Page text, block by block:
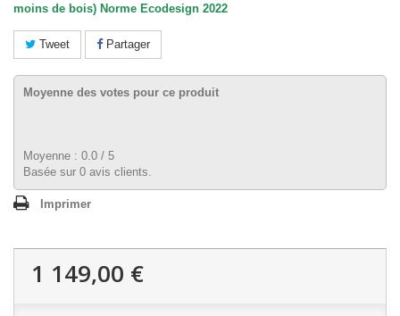
moins de bois) Norme Ecodesign 2022
Tweet Partager
Moyenne des votes pour ce produit
Moyenne : 0.0 / 5
Basée sur 0 avis clients.
Imprimer
1 149,00 €